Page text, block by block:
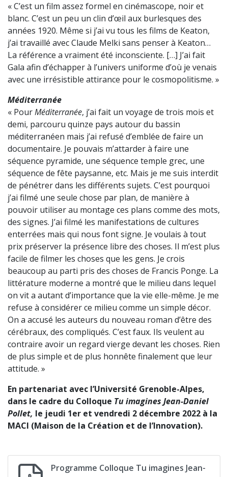
« C’est un film assez formel en cinémascope, noir et
blanc. C’est un peu un clin d’œil aux burlesques des
années 1920. Même si j’ai vu tous les films de Keaton,
j’ai travaillé avec Claude Melki sans penser à Keaton…
La référence a vraiment été inconsciente. […] J’ai fait
Gala afin d’échapper à l’univers uniforme d’où je venais
avec une irrésistible attirance pour le cosmopolitisme. »
Méditerranée
« PourMéditerranée, j’ai fait un voyage de trois mois et
demi, parcouru quinze pays autour du bassin
méditerranéen mais j’ai refusé d’emblée de faire un
documentaire. Je pouvais m’attarder à faire une
séquence pyramide, une séquence temple grec, une
séquence de fête paysanne, etc. Mais je me suis interdit
de pénétrer dans les différents sujets. C’est pourquoi
j’ai filmé une seule chose par plan, de manière à
pouvoir utiliser au montage ces plans comme des mots,
des signes. J’ai filmé les manifestations de cultures
enterrées mais qui nous font signe. Je voulais à tout
prix préserver la présence libre des choses. Il m’est plus
facile de filmer les choses que les gens. Je crois
beaucoup au parti pris des choses de Francis Ponge. La
littérature moderne a montré que le milieu dans lequel
on vit a autant d’importance que la vie elle-même. Je me
refuse à considérer ce milieu comme un simple décor.
On a accusé les auteurs du nouveau roman d’être des
cérébraux, des compliqués. C’est faux. Ils veulent au
contraire avoir un regard vierge devant les choses. Rien
de plus simple et de plus honnête finalement que leur
attitude. »
En partenariat avec l’Université Grenoble-Alpes,
dans le cadre du Colloque Tu imagines Jean-Daniel
Pollet, le jeudi 1er et vendredi 2 décembre 2022 à la
MACI (Maison de la Création et de l’Innovation).
Programme Colloque Tu imagines Jean-